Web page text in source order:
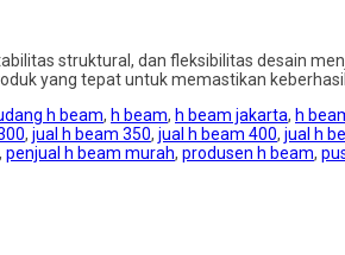
struktural, dan fleksibilitas desain
yang tepat untuk memastikan
h beam, h beam, h beam jakarta, h
, jual h beam 350, jual h beam 400, jual h
, penjual h beam murah, produsen h beam,